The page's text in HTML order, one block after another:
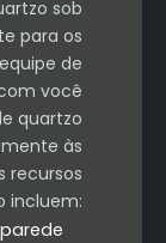
sob
para os
de
você
quartzo
às
recursos
incluem: